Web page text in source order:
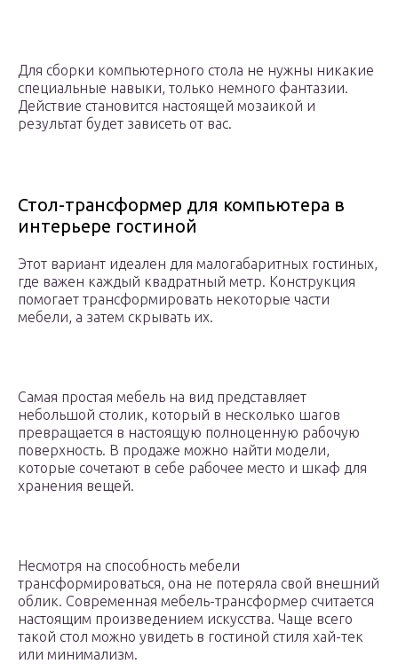
Для сборки компьютерного стола не нужны никакие
специальные навыки, только немного фантазии.
Действие становится настоящей мозаикой и
результат будет зависеть от вас.
Стол-трансформер для компьютера в
интерьере гостиной
Этот вариант идеален для малогабаритных гостиных,
где важен каждый квадратный метр. Конструкция
помогает трансформировать некоторые части
мебели, а затем скрывать их.
Самая простая мебель на вид представляет
небольшой столик, который в несколько шагов
превращается в настоящую полноценную рабочую
поверхность. В продаже можно найти модели,
которые сочетают в себе рабочее место и шкаф для
хранения вещей.
Несмотря на способность мебели
трансформироваться, она не потеряла свой внешний
облик. Современная мебель-трансформер считается
настоящим произведением искусства. Чаще всего
такой стол можно увидеть в гостиной стиля хай-тек
или минимализм.